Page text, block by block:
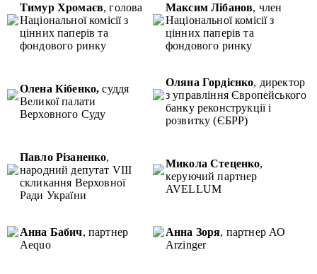
Тимур Хромаєв, голова
Національної комісії з
цінних паперів та
фондового ринку
Максим Лібанов, член
Національної комісії з
цінних паперів та
фондового ринку
Олена Кібенко, суддя
Великої палати
Верховного Суду
Оляна Гордієнко, директор
з управління Європейського
банку реконструкції і
розвитку (ЄБРР)
Павло Різаненко,
народний депутат VIII
скликання Верховної
Ради України
Микола Стеценко,
керуючий партнер
AVELLUM
Анна Бабич, партнер
Aequo
Анна Зоря, партнер АО
Arzinger